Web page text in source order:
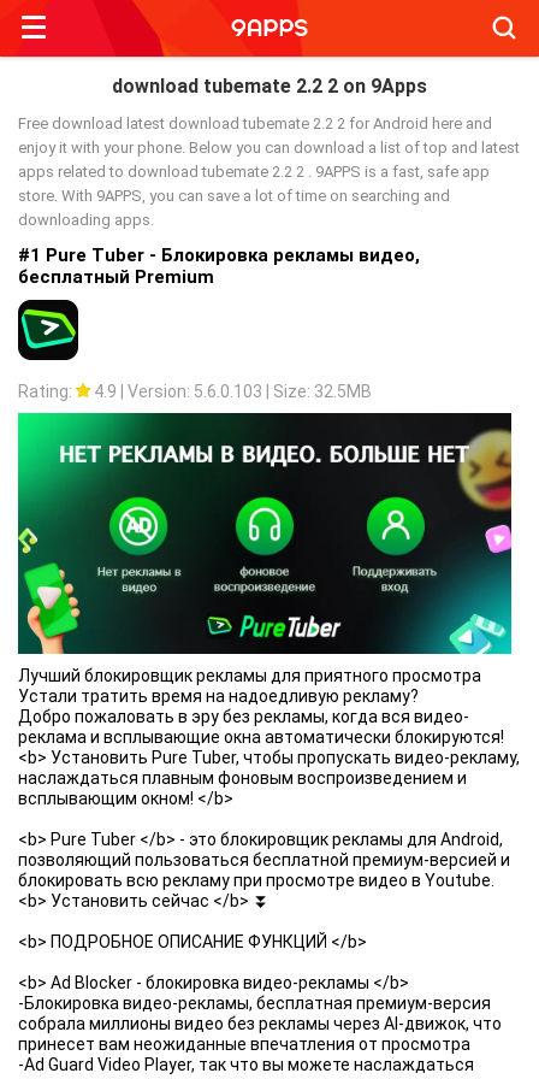
download tubemate 2.2 2 on 9Apps
Free download latest download tubemate 2.2 2 for Android here and
enjoy it with your phone. Below you can download a list of top and latest
apps related to download tubemate 2.2 2 . 9APPS is a fast, safe app
store. With 9APPS, you can save a lot of time on searching and
downloading apps.
#1 Pure Tuber - Блокировка рекламы видео,
бесплатный Premium
Rating: 4.9 Version: 5.6.0.103 Size: 32.5MB
Лучший блокировщик рекламы для приятного просмотра
Устали тратить время на надоедливую рекламу?
Добро пожаловать в эру без рекламы, когда вся видео-
реклама и всплывающие окна автоматически блокируются!
<b> Установить Pure Tuber, чтобы пропускать видео-рекламу,
наслаждаться плавным фоновым воспроизведением и
всплывающим окном! </b>
<b> Pure Tuber </b> - это блокировщик рекламы для Android,
позволяющий пользоваться бесплатной премиум-версией и
блокировать всю рекламу при просмотре видео в Youtube.
<b> Установить сейчас </b> ⏬
<b> ПОДРОБНОЕ ОПИСАНИЕ ФУНКЦИЙ </b>
<b> Ad Blocker - блокировка видео-рекламы </b>
-Блокировка видео-рекламы, бесплатная премиум-версия
собрала миллионы видео без рекламы через AI-движок, что
принесет вам неожиданные впечатления от просмотра
-Ad Guard Video Player, так что вы можете наслаждаться